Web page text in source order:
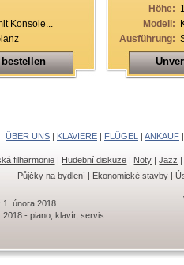
Konsole...
Höhe:
Modell:
Ausführung:
ÜBER UNS | KLAVIERE | FLÜGEL | ANKAUF
filharmonie | Hudební diskuze | Noty |Jazz
Půjčky na bydlení | Ekonomické stavby |
1. února 2018
- piano, klavír, servis